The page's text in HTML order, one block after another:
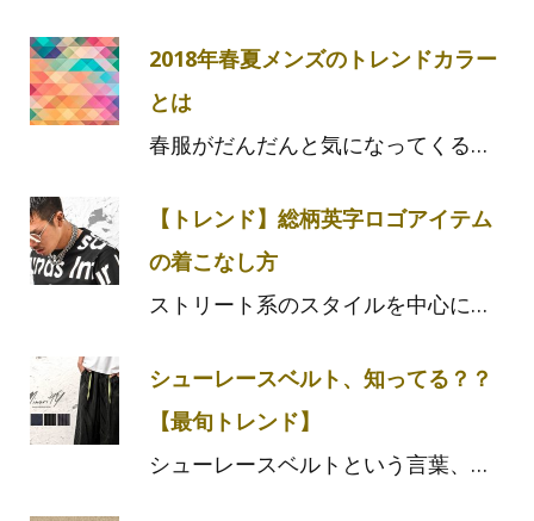
k
2018年春夏メンズのトレンドカラー
とは
春服がだんだんと気になってくる…
【トレンド】総柄英字ロゴアイテム
の着こなし方
ストリート系のスタイルを中心に…
シューレースベルト、知ってる？？
【最旬トレンド】
シューレースベルトという言葉、…